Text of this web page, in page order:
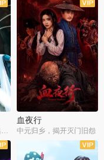
无法超越的林青霞经典角色
血夜行
中元归乡，揭开灭门旧怨